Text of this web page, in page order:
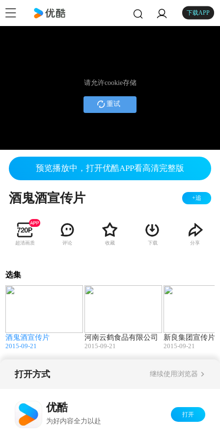
下载APP
请允许cookie存储
重试
预览播放中，打开优酷APP看高清完整版
酒鬼酒宣传片 +追
超清画质 评论 收藏 下载 分享
选集
酒鬼酒宣传片
2015-09-21
河南云鹤食品有限公司
2015-09-21
新良集团宣传片
2015-09-21
打开方式 继续使用浏览器
优酷
为好内容全力以赴
打开